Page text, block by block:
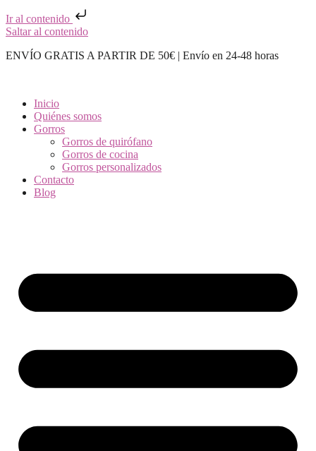
Ir al contenido
Saltar al contenido
ENVÍO GRATIS A PARTIR DE 50€ | Envío en 24-48 horas
Inicio
Quiénes somos
Gorros
Gorros de quirófano
Gorros de cocina
Gorros personalizados
Contacto
Blog